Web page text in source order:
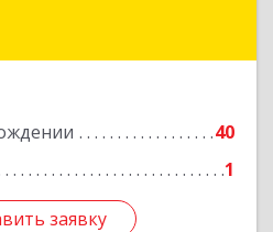
40
1
заявку
обл, Бузулукский р-н,
заявку